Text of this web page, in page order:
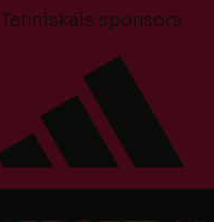
Tehniskais sponsors